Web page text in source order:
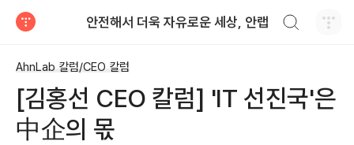
안전해서 더욱 자유로운 세상, 안랩
AhnLab 칼럼/CEO 칼럼
[김홍선 CEO 칼럼] 'IT 선진국'은
中企의 몫